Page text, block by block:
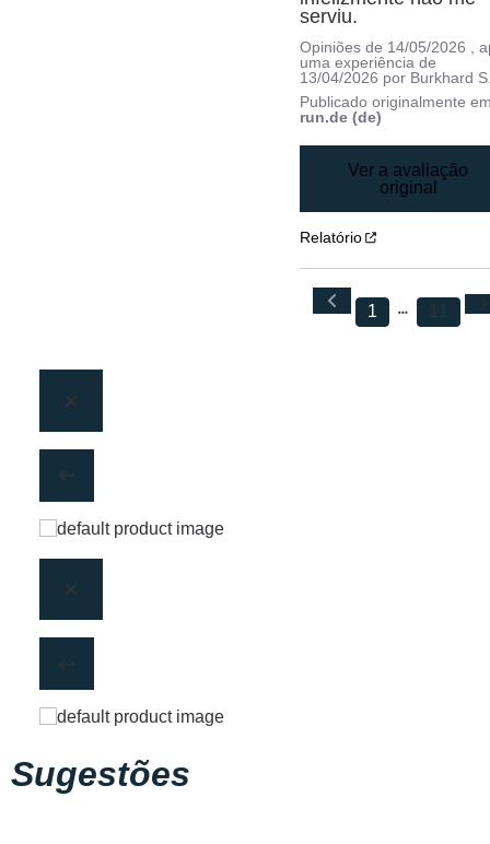
serviu.
Opiniões de 14/05/2026 ,
uma experiência de
13/04/2026 por Burkhard
Publicado originalmente
run.de (de)
Ver a avaliação
original
Relatório
1 11
Sugestões